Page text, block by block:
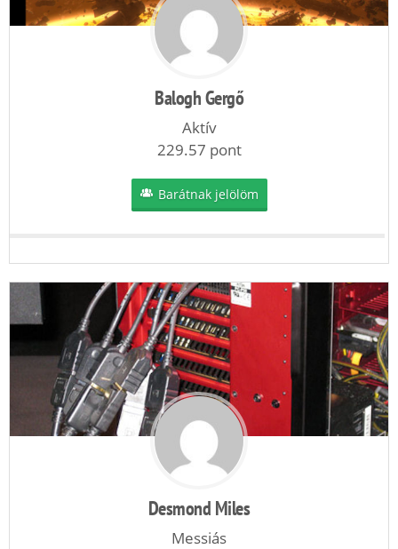
Balogh Gergő
Aktív
229.57 pont
Barátnak jelölöm
Desmond Miles
Messiás